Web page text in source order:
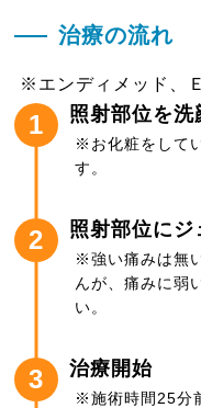
治療の流れ
※エンディメッド、
1 照射部位を洗
※お化粧をして
す。
2 照射部位にジ
※強い痛みは無
んが、痛みに弱
い。
3 治療開始
※施術時間25分